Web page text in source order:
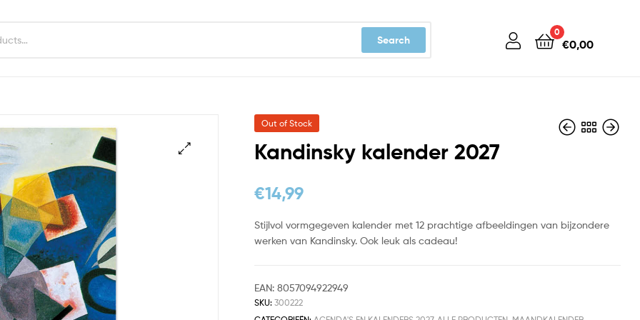
Search
0
€0,00
Out of Stock
Kandinsky kalender 2027
€14,99
Stijlvol vormgegeven kalender met 12 prachtige afbeeldingen van bijzondere
werken van Kandinsky. Ook leuk als cadeau!
EAN:8057094922949
SKU:300222